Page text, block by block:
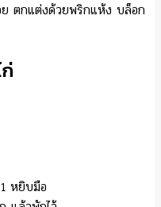
ตกแต่งด้วยพริกแห้ง บล็อก
หยิบมือ